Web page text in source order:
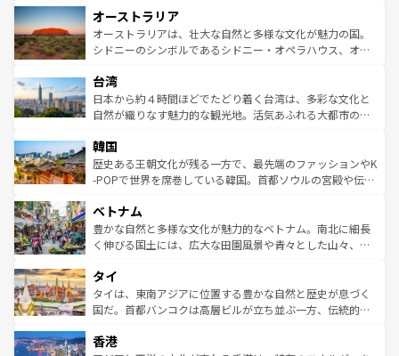
部のニューオーリンズでは、音楽と美食が融合した独特の
文化が魅力。旅行者はアメリカの各地域で異なる魅力を楽
しみながら、その多様性と豊かな歴史を感じることができ
ならではの贅沢な旅のスタイルだ。 なお、新着のアメリカ
情報はコンテンツ一覧を参照してほしい。
ワイ島は見逃せない。また、定番の観光地といえばオアフ
島だが、静かな自然を求めるならマウイ島やカウアイ島が
おすすめ。エメラルドグリーンに輝く海をはじめ、豊かな
れるおもてなしの心で訪れる人々を迎えてくれるハワイの
人々、おいしいローカルフードやハワイアンミュージッ
ク、伝統的なフラダンスなど、すべてがハワイの魅力を彩
ワイを、存分に味わってほしい。 なお、新着のハワイ情報
はコンテンツ一覧を参照してほしい。
オーストラリア
オーストラリアは、壮大な自然と多様な文化が魅力の国。
シドニーのシンボルであるシドニー・オペラハウス、オー
リアリーフや大陸中央部にそびえるウルル（エアーズロッ
ク）、タスマニアの美しい原生林やケアンズの熱帯雨林な
ど、見どころがたくさん。また、カフェやワイン、オージ
いる。アクティビティも充実しており、サーフィンやダイ
ビング、ハイキングなど、アウトドア好きにはたまらな
い。オーストラリアの多彩な魅力を存分に味わいつくそ
参照してほしい。
台湾
日本から約４時間ほどでたどり着く台湾は、多彩な文化と
自然が織りなす魅力的な観光地。活気あふれる大都市の台
ン）、静ひつな山岳地帯である台湾東部など、都市の喧騒
と山間の静けさが共存しており、訪れる人に新しい発見と
驚きをもたらしてくれる。また、奥深い台湾の食文化も魅
容にもいいと評判のスイーツなど、バラエティ豊かな料理
が味わえる。 なお、新着の台湾情報は コンテンツ一覧を参
照してほしい。
韓国
歴史ある王朝文化が残る一方で、最先端のファッションやK
-POPで世界を席巻している韓国。首都ソウルの宮殿や伝統
き、地方に足を延ばせば四季折々の自然美を楽しむことが
できる。そして、キムチや焼肉、絶品のストリートフード
まで、さまざまな韓国料理が待っている。夜には、韓国な
リティに包まれながら、韓国の多彩な魅力を心ゆくまで味
わってみてほしい。 なお、新着の韓国情報はコンテンツ一
覧を参照してほしい。
ベトナム
豊かな自然と多様な文化が魅力的なベトナム。南北に細長
く伸びる国土には、広大な田園風景や青々とした山々、世
急速な発展と共に伝統が息づく。ハノイの古い町並みやホ
ーチミン市のフランス統治時代の建物も、独特の雰囲気を
醸し出している。また、バラエティの豊かさとおいしさで
とつ。フォーやバインミー、ベトナムコーヒーなどは、ぜ
タイ
タイは、東南アジアに位置する豊かな自然と歴史が息づく
国だ。首都バンコクは高層ビルが立ち並ぶ一方、伝統的な
の活気が交差している。北部ではチェンマイなどの山岳地
香港